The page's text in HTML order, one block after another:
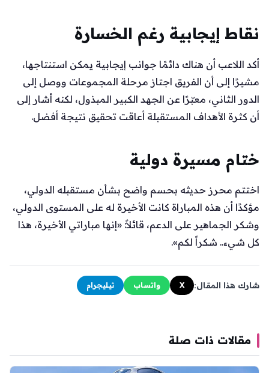
نقاط إيجابية رغم الخسارة
أكد اللاعب أن هناك دائمًا جوانب إيجابية يمكن استنتاجها،
مشيرًا إلى أن الفريق اجتاز مرحلة المجموعات ووصل إلى
الدور الثاني، معبّرًا عن الجهد الكبير المبذول، لكنه أشار إلى
أن كثرة الأهداف المستقبلة أعاقت تحقيق نتيجة أفضل.
ختام مسيرة دولية
اختتم محرز حديثه بحسم واضح بشأن مستقبله الدولي،
مؤكدًا أن هذه المباراة كانت الأخيرة له على المستوى الدولي،
وشكر الجماهير على الدعم، قائلاً: «إنها مباراتي الأخيرة، هذا
كل شيء.. شكراً لكم».
شارك هذا المقال: X واتساب تيليجرام
مقالات ذات صلة